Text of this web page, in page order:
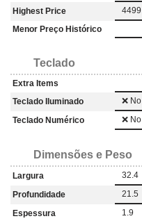
Highest Price
4499
Menor Preço Histórico
Teclado
Extra Items
Teclado Iluminado
❌ No
Teclado Numérico
❌ No
Dimensões e Peso
Largura
32.4
Profundidade
21.5
Espessura
1.9